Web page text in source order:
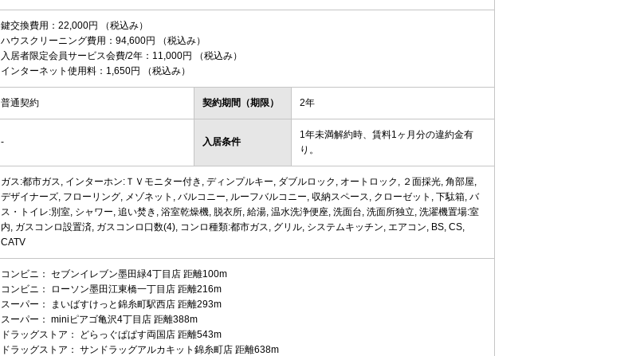
鍵交換費用：22,000円 （税込み）
ハウスクリーニング費用：94,600円 （税込み）
入居者限定会員サービス会費/2年：11,000円 （税込み）
インターネット使用料：1,650円 （税込み）
普通契約 契約期間（期限） 2年
- 入居条件
1年未満解約時、賃料1ヶ月分の違約金有
り。
ガス:都市ガス, インターホン:ＴＶモニター付き, ディンプルキー, ダブルロック, オートロック, ２面採光, 角部屋,
デザイナーズ, フローリング, メゾネット, バルコニー, ルーフバルコニー, 収納スペース, クローゼット, 下駄箱, バ
ス・トイレ:別室, シャワー, 追い焚き, 浴室乾燥機, 脱衣所, 給湯, 温水洗浄便座, 洗面台, 洗面所独立, 洗濯機置場:室
内, ガスコンロ設置済, ガスコンロ口数(4), コンロ種類:都市ガス, グリル, システムキッチン, エアコン, BS, CS,
CATV
コンビニ： セブンイレブン墨田緑4丁目店 距離100m
コンビニ： ローソン墨田江東橋一丁目店 距離216m
スーパー： まいばすけっと錦糸町駅西店 距離293m
スーパー： miniピアゴ亀沢4丁目店 距離388m
ドラッグストア： どらっぐぱぱす両国店 距離543m
ドラッグストア： サンドラッグアルカキット錦糸町店 距離638m